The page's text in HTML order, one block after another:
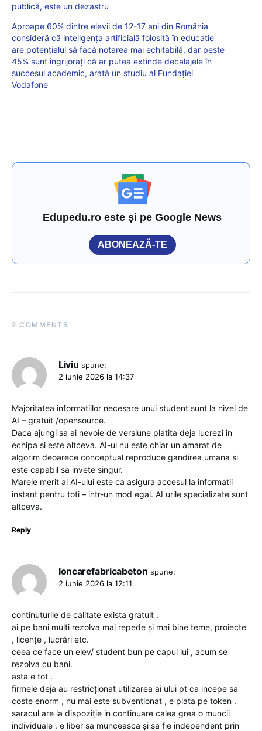
publică, este un dezastru
Aproape 60% dintre elevii de 12-17 ani din România
consideră că inteligența artificială folosită în educație
are potențialul să facă notarea mai echitabilă, dar peste
45% sunt îngrijorați că ar putea extinde decalajele în
succesul academic, arată un studiu al Fundației
Vodafone
Edupedu.ro este și pe Google News
ABONEAZĂ-TE
2 COMMENTS
Liviu spune:
2 iunie 2026 la 14:37
Majoritatea informatiilor necesare unui student sunt la nivel de
AI – gratuit /opensource.
Daca ajungi sa ai nevoie de versiune platita deja lucrezi in
echipa si este altceva. AI-ul nu este chiar un amarat de
algorim deoarece conceptual reproduce gandirea umana si
este capabil sa invete singur.
Marele merit al AI-ului este ca asigura accesul la informatii
instant pentru toti – intr-un mod egal. AI urile specializate sunt
altceva.
Reply
Ioncarefabricabeton spune:
2 iunie 2026 la 12:11
continuturile de calitate exista gratuit .
ai pe bani multi rezolva mai repede și mai bine teme, proiecte
, licențe , lucrări etc.
ceea ce face un elev/ student bun pe capul lui , acum se
rezolva cu bani.
asta e tot .
firmele deja au restricționat utilizarea ai ului pt ca incepe sa
coste enorm , nu mai este subvenționat , e plata pe token .
saracul are la dispoziție in continuare calea grea o muncii
individuale . e liber sa munceasca și sa fie independent prin